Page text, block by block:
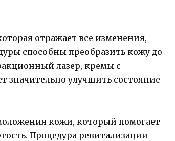
отражает все изменения,
способны преобразить кожу до
лазер, кремы с
значительно улучшить состояние
кожи, который помогает
Процедура ревитализации